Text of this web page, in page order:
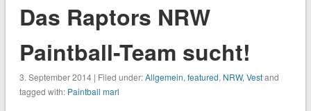
Das Raptors NRW
Paintball-Team sucht!
3. September 2014 | Filed under:Allgemein, featured, NRW, Vestand
tagged with: Paintball marl